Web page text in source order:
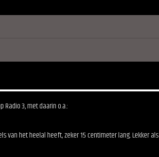
3, met daarin o.a.:
van het heelal heeft, zeker 15 centimeter lang. Lekker als